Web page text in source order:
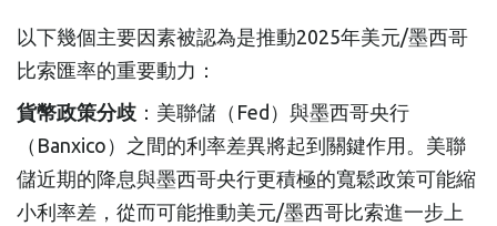
以下幾個主要因素被認為是推動2025年美元/墨西哥
比索匯率的重要動力：
貨幣政策分歧 ：美聯儲（Fed）與墨西哥央行
（Banxico）之間的利率差異將起到關鍵作用。美聯
儲近期的降息與墨西哥央行更積極的寬鬆政策可能縮
小利率差，從而可能推動美元/墨西哥比索進一步上